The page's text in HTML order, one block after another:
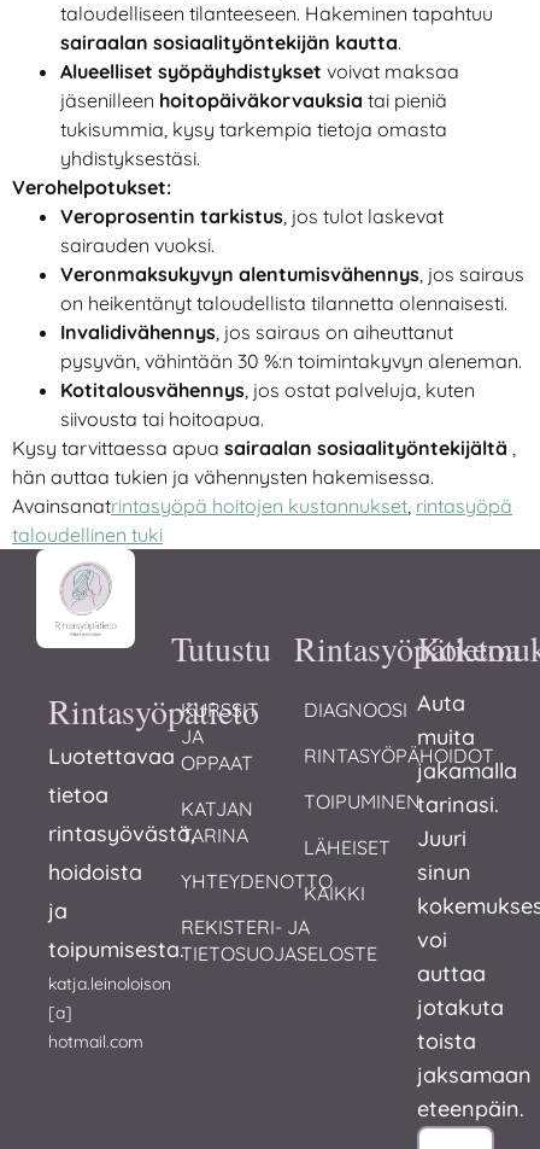
taloudelliseen tilanteeseen. Hakeminen tapahtuu
sairaalan sosiaalityöntekijän kautta.
Alueelliset syöpäyhdistykset voivat maksaa
jäsenilleen hoitopäiväkorvauksia tai pieniä
tukisummia, kysy tarkempia tietoja omasta
yhdistyksestäsi.
Verohelpotukset:
Veroprosentin tarkistus, jos tulot laskevat
sairauden vuoksi.
Veronmaksukyvyn alentumisvähennys, jos sairaus
on heikentänyt taloudellista tilannetta olennaisesti.
Invalidivähennys, jos sairaus on aiheuttanut
pysyvän, vähintään 30 %:n toimintakyvyn aleneman.
Kotitalousvähennys, jos ostat palveluja, kuten
siivousta tai hoitoapua.
Kysy tarvittaessa apua sairaalan sosiaalityöntekijältä ,
hän auttaa tukien ja vähennysten hakemisessa.
Avainsanatrintasyöpä hoitojen kustannukset, rintasyöpä
taloudellinen tuki
Rintasyöpätieto
Luotettavaa
tietoa
rintasyövästä,
hoidoista
ja
toipumisesta.
katja.leinoloison
[a]
hotmail.com
Tutustu
KURSSIT
JA
OPPAAT
KATJAN
TARINA
YHTEYDENOTTO
REKISTERI- JA
TIETOSUOJASELOSTE
Rintasyöpätietoa
DIAGNOOSI
RINTASYÖPÄHOIDOT
TOIPUMINEN
LÄHEISET
KAIKKI
Auta
muita
jakamalla
tarinasi.
Juuri
sinun
voi
auttaa
jotakuta
toista
jaksamaan
eteenpäin.